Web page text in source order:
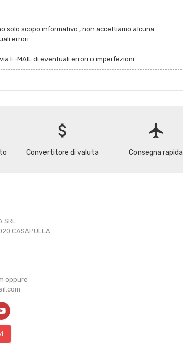
solo scopo informativo , non accettiamo alcuna
errori
E-MAIL di eventuali errori o imperfezioni
attach_money
Convertitore di valuta
flight
Consegna rapida
SRL
CASAPULLA
oppure